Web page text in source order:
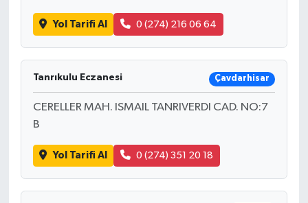
Yol Tarifi Al 0 (274) 216 06 64
Tanrıkulu Eczanesi Çavdarhisar
CERELLER MAH. ISMAIL TANRIVERDI CAD. NO:7
B
Yol Tarifi Al 0 (274) 351 20 18